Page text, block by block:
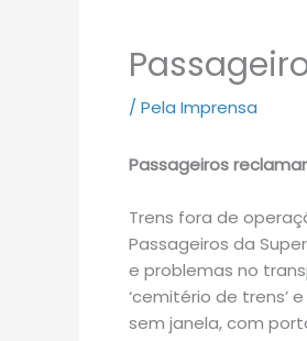
/ Pela Imprensa
Passageiros
Trens fora de
Passageiros da
e problemas no
‘cemitério de trens’
sem janela, com